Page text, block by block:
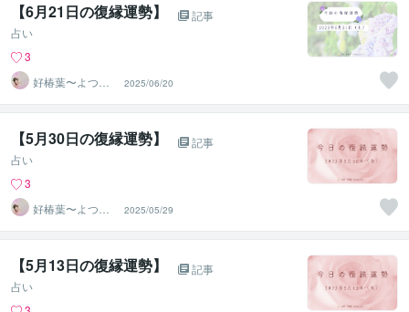
【6月21日の復縁運勢】
記事
占い
3
好椿葉〜よつ
ば〜
2025/06/20
【5月30日の復縁運勢】
記事
占い
3
好椿葉〜よつ
ば〜
2025/05/29
【5月13日の復縁運勢】
記事
占い